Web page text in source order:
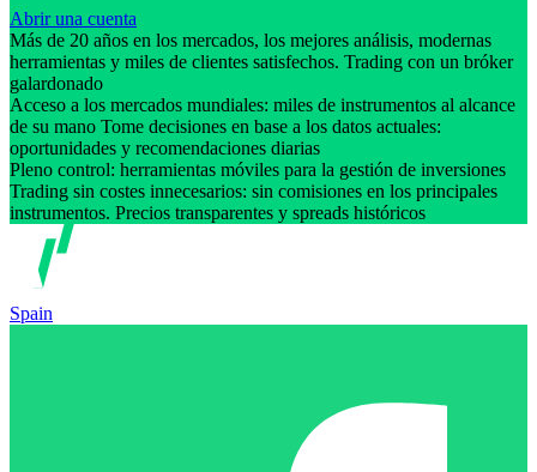
Abrir una cuenta
Más de 20 años en los mercados, los mejores análisis, modernas
herramientas y miles de clientes satisfechos. Trading con un bróker
galardonado
Acceso a los mercados mundiales: miles de instrumentos al alcance
de su mano Tome decisiones en base a los datos actuales:
oportunidades y recomendaciones diarias
Pleno control: herramientas móviles para la gestión de inversiones
Trading sin costes innecesarios: sin comisiones en los principales
instrumentos. Precios transparentes y spreads históricos
Spain